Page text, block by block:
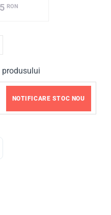
RON
produsului
NOTIFICARE STOC NOU